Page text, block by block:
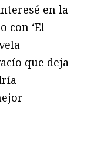
en la
con ‘El
que deja